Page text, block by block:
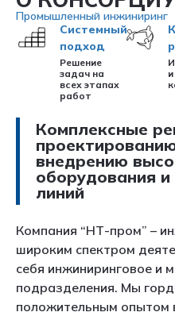
Промышленный инжиниринг
Системный
подход
Решение
задач на
всех этапах
работ
Комплексные
внедрению
оборудования и
линий
Компания “НТ-пром” –
широким спектром
себя инжиниринговое и
подразделения. Мы
положительным опытом